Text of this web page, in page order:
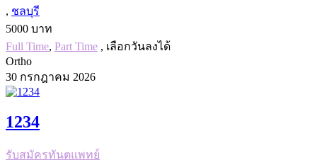
, ชลบุรี
5000 บาท
Full Time, Part Time , เลือกวันลงได้
Ortho
30 กรกฎาคม 2026
1234
รับสมัครทันตแพทย์